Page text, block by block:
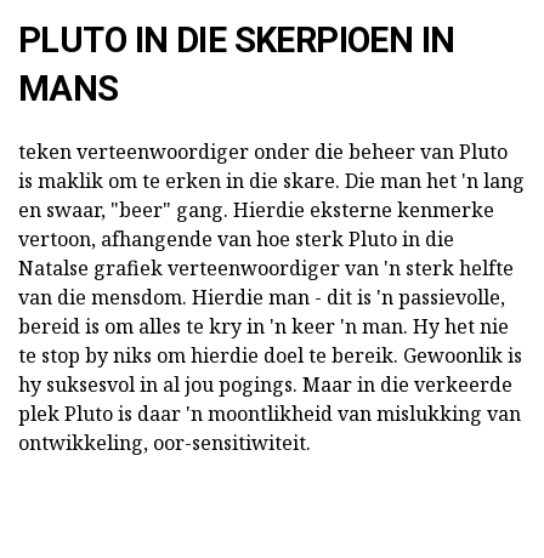
PLUTO IN DIE SKERPIOEN IN
MANS
teken verteenwoordiger onder die beheer van Pluto
is maklik om te erken in die skare. Die man het 'n lang
en swaar, "beer" gang. Hierdie eksterne kenmerke
vertoon, afhangende van hoe sterk Pluto in die
Natalse grafiek verteenwoordiger van 'n sterk helfte
van die mensdom. Hierdie man - dit is 'n passievolle,
bereid is om alles te kry in 'n keer 'n man. Hy het nie
te stop by niks om hierdie doel te bereik. Gewoonlik is
hy suksesvol in al jou pogings. Maar in die verkeerde
plek Pluto is daar 'n moontlikheid van mislukking van
ontwikkeling, oor-sensitiwiteit.